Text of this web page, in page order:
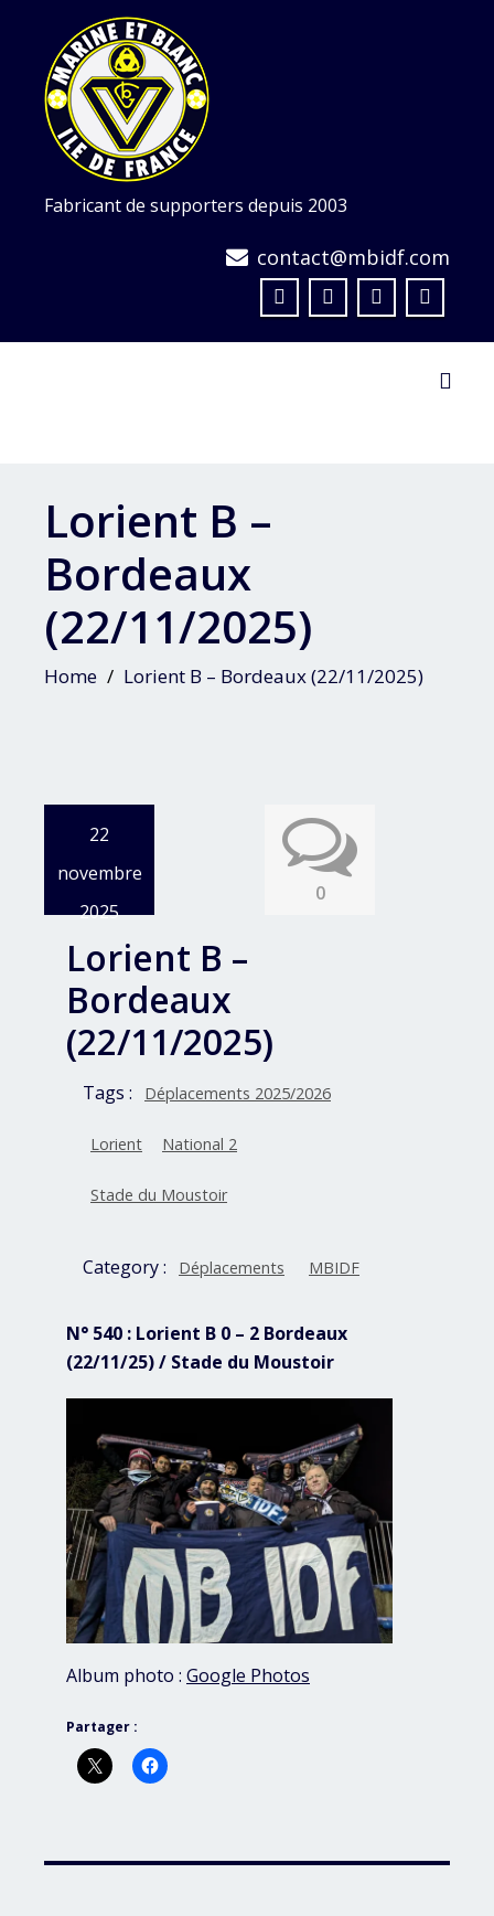
content
Fabricant de supporters depuis 2003
contact@mbidf.com
Lorient B –
Bordeaux
(22/11/2025)
Home Lorient B – Bordeaux (22/11/2025)
22
novembre
2025
0
Lorient B –
Bordeaux
(22/11/2025)
Tags : Déplacements 2025/2026
Lorient National 2
Stade du Moustoir
Category : Déplacements MBIDF
N° 540 : Lorient B 0 – 2 Bordeaux
(22/11/25) / Stade du Moustoir
Album photo : Google Photos
Partager :